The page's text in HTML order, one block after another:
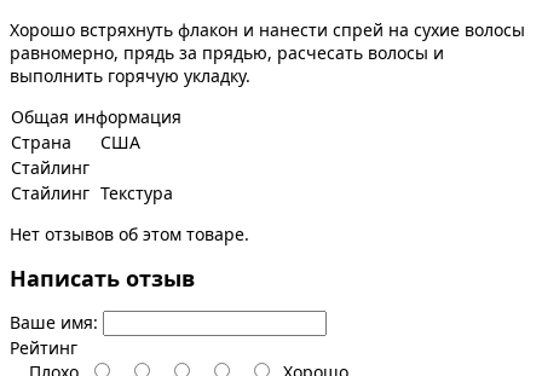
Хорошо встряхнуть флакон и нанести спрей на сухие волосы
равномерно, прядь за прядью, расчесать волосы и
выполнить горячую укладку.
Общая информация
Страна
США
Стайлинг
Стайлинг Текстура
Нет отзывов об этом товаре.
Написать отзыв
Ваше имя:
Рейтинг